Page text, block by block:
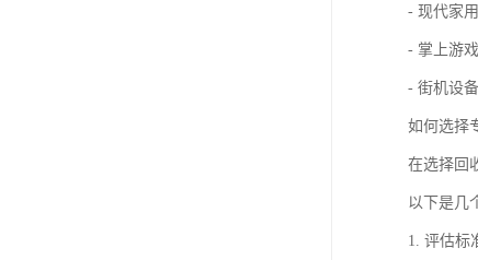
- 现代家
- 掌上游
- 街机设
如何选择
在选择回
以下是几
1. 评估标